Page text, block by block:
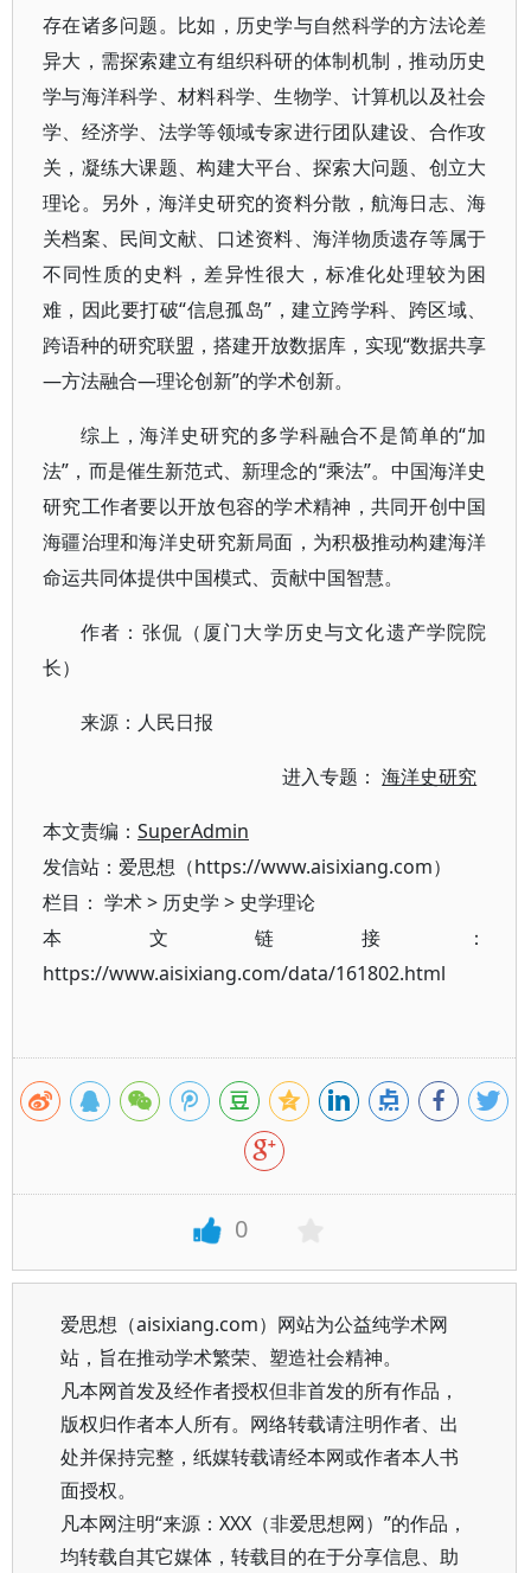
存在诸多问题。比如，历史学与自然科学的方法论差
异大，需探索建立有组织科研的体制机制，推动历史
学与海洋科学、材料科学、生物学、计算机以及社会
学、经济学、法学等领域专家进行团队建设、合作攻
关，凝练大课题、构建大平台、探索大问题、创立大
理论。另外，海洋史研究的资料分散，航海日志、海
关档案、民间文献、口述资料、海洋物质遗存等属于
不同性质的史料，差异性很大，标准化处理较为困
难，因此要打破“信息孤岛”，建立跨学科、跨区域、
跨语种的研究联盟，搭建开放数据库，实现“数据共享
—方法融合—理论创新”的学术创新。
综上，海洋史研究的多学科融合不是简单的“加
法”，而是催生新范式、新理念的“乘法”。中国海洋史
研究工作者要以开放包容的学术精神，共同开创中国
海疆治理和海洋史研究新局面，为积极推动构建海洋
命运共同体提供中国模式、贡献中国智慧。
作者：张侃（厦门大学历史与文化遗产学院院
长）
来源：人民日报
进入专题：海洋史研究
本文责编： SuperAdmin
发信站：爱思想（https://www.aisixiang.com）
栏目： 学术> 历史学 > 史学理论
本文链接：
https://www.aisixiang.com/data/161802.html
0
爱思想（aisixiang.com）网站为公益纯学术网
站，旨在推动学术繁荣、塑造社会精神。
凡本网首发及经作者授权但非首发的所有作品，
版权归作者本人所有。网络转载请注明作者、出
处并保持完整，纸媒转载请经本网或作者本人书
面授权。
凡本网注明“来源：XXX（非爱思想网）”的作品，
均转载自其它媒体，转载目的在于分享信息、助